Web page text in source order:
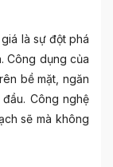
là sự đột phá
Công dụng của
bề mặt, ngăn
Công nghệ
sẽ mà không